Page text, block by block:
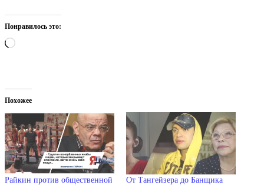
Понравилось это:
Загрузка…
Похожее
Райкин против общественной
От Тангейзера до Банщика